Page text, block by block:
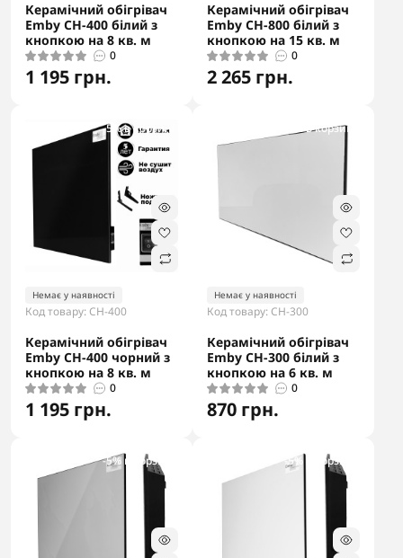
Керамічний обігрівач
Emby CH-400 білий з
кнопкою на 8 кв. м
0
1 195 грн.
Керамічний обігрівач
Emby CH-800 білий з
кнопкою на 15 кв. м
0
2 265 грн.
-5% в корзині
Немає у наявності
Код товару: CH-400
Керамічний обігрівач
Emby CH-400 чорний з
кнопкою на 8 кв. м
0
1 195 грн.
-5% в корзині
Немає у наявності
Код товару: CH-300
Керамічний обігрівач
Emby CH-300 білий з
кнопкою на 6 кв. м
0
870 грн.
-5% в корзині -5% в корзині